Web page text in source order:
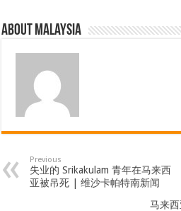
About Malaysia
Previous
失业的 Srikakulam 青年在马来西
亚被吊死 | 维沙卡帕特南新闻
马来